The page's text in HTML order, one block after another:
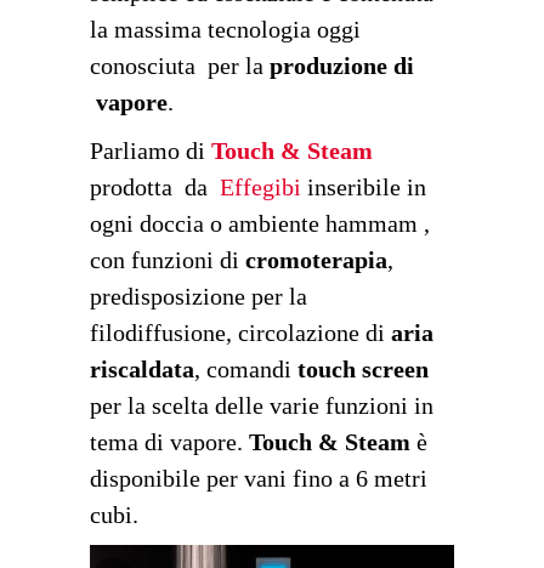
la massima tecnologia oggi
conosciuta per la produzione di
vapore.
Parliamo di Touch & Steam
prodotta da Effegibi inseribile in
ogni doccia o ambiente hammam ,
con funzioni di cromoterapia,
predisposizione per la
filodiffusione, circolazione di aria
riscaldata, comandi touch screen
per la scelta delle varie funzioni in
tema di vapore. Touch & Steam è
disponibile per vani fino a 6 metri
cubi.